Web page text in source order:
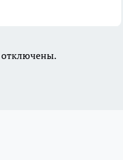
отключены.